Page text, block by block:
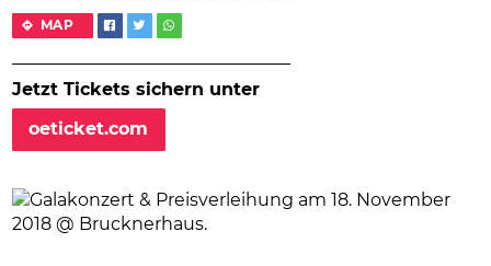
MAP
Jetzt Tickets sichern unter
oeticket.com